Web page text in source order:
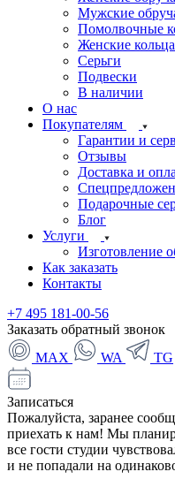
Мужские
Помолвочные
Женские кольца
Серьги
Подвески
В наличии
О нас
Покупателям
Гарантии и
Отзывы
Доставка и
Подарочные
Блог
Услуги
Изготовление
Как заказать
Контакты
+7 495 181-00-56
Заказать обратный звонок
MAX
WA TG
Записаться
Пожалуйста, заранее
приехать к нам! Мы
все гости студии
и не попадали на